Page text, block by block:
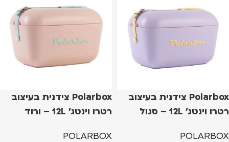
Polarbox צידנית בעיצוב
רטרו וינטג' 12L – סגול
POLARBOX
Polarbox צידנית בעיצוב
רטרו וינטג' 12L – ורוד
POLARBOX